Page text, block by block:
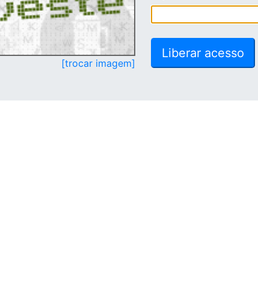
[trocar imagem]